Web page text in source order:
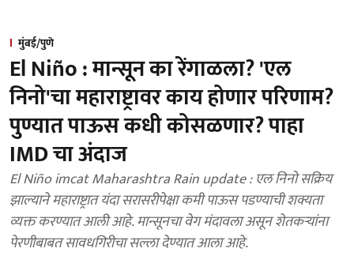
मुंबई/पुणे
El Niño : मान्सून का रेंगाळला? 'एल
निनो'चा महाराष्ट्रावर काय होणार परिणाम?
पुण्यात पाऊस कधी कोसळणार? पाहा
IMD चा अंदाज
El Niño imcat Maharashtra Rain update : एल निनो सक्रिय
झाल्याने महाराष्ट्रात यंदा सरासरीपेक्षा कमी पाऊस पडण्याची शक्यता
व्यक्त करण्यात आली आहे. मान्सूनचा वेग मंदावला असून शेतकऱ्यांना
पेरणीबाबत सावधगिरीचा सल्ला देण्यात आला आहे.